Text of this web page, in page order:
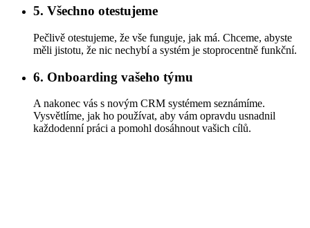
5. Všechno otestujeme
Pečlivě otestujeme, že vše funguje, jak má. Chceme, abyste
měli jistotu, že nic nechybí a systém je stoprocentně funkční.
6. Onboarding vašeho týmu
A nakonec vás s novým CRM systémem seznámíme.
Vysvětlíme, jak ho používat, aby vám opravdu usnadnil
každodenní práci a pomohl dosáhnout vašich cílů.